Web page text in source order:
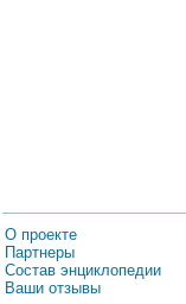
О проекте
Партнеры
Состав энциклопедии
Ваши отзывы